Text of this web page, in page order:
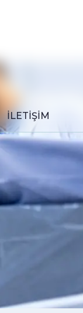
İLETİŞİM